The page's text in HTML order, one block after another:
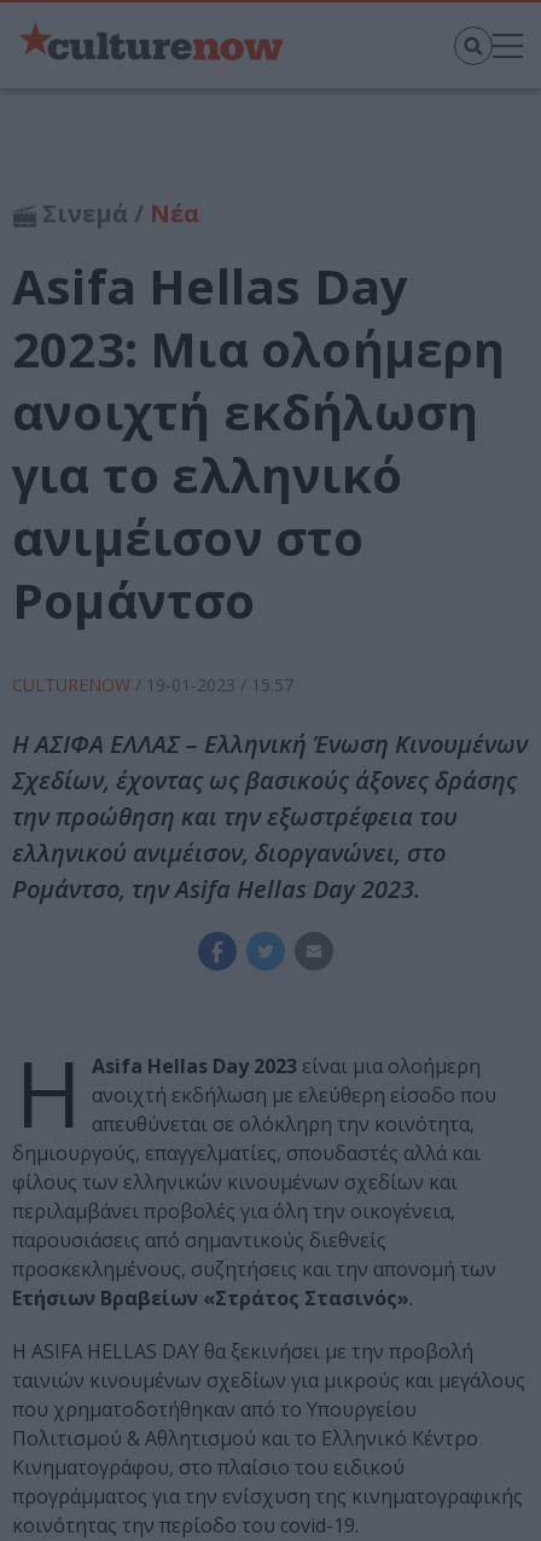
Σινεμά / Νέα
Asifa Hellas Day
2023: Μια ολοήμερη
ανοιχτή εκδήλωση
για το ελληνικό
ανιμέισον στο
Ρομάντσο
CULTURENOW / 19-01-2023 / 15:57
Η ΑΣΙΦΑ ΕΛΛΑΣ – Ελληνική Ένωση Κινουμένων
Σχεδίων, έχοντας ως βασικούς άξονες δράσης
την προώθηση και την εξωστρέφεια του
ελληνικού ανιμέισον, διοργανώνει, στο
Ρομάντσο, την Asifa Hellas Day 2023.
Η Asifa Hellas Day 2023 είναι μια ολοήμερη
ανοιχτή εκδήλωση με ελεύθερη είσοδο που
απευθύνεται σε ολόκληρη την κοινότητα,
δημιουργούς, επαγγελματίες, σπουδαστές αλλά και
φίλους των ελληνικών κινουμένων σχεδίων και
περιλαμβάνει προβολές για όλη την οικογένεια,
παρουσιάσεις από σημαντικούς διεθνείς
προσκεκλημένους, συζητήσεις και την απονομή των
Ετήσιων Βραβείων «Στράτος Στασινός».
Η ASIFA HELLAS DAY θα ξεκινήσει με την προβολή
ταινιών κινουμένων σχεδίων για μικρούς και μεγάλους
που χρηματοδοτήθηκαν από το Υπουργείου
Πολιτισμού & Αθλητισμού και το Ελληνικό Κέντρο
Κινηματογράφου, στο πλαίσιο του ειδικού
προγράμματος για την ενίσχυση της κινηματογραφικής
κοινότητας την περίοδο του covid-19.